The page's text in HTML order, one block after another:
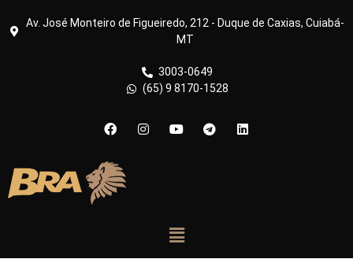
Av. José Monteiro de Figueiredo, 212 - Duque de Caxias, Cuiabá-
MT
3003-0649
(65) 9 8170-1528